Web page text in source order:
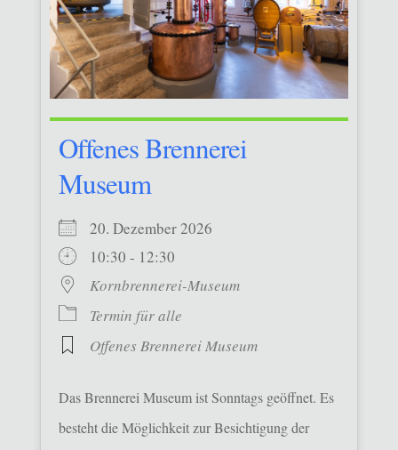
Offenes Brennerei
Museum
20. Dezember 2026
10:30 - 12:30
Kornbrennerei-Museum
Termin für alle
Offenes Brennerei Museum
Das Brennerei Museum ist Sonntags geöffnet. Es
besteht die Möglichkeit zur Besichtigung der